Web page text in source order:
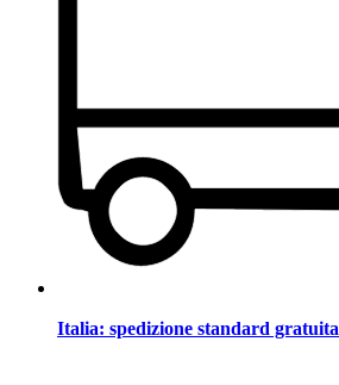
Italia: spedizione standard gratuita